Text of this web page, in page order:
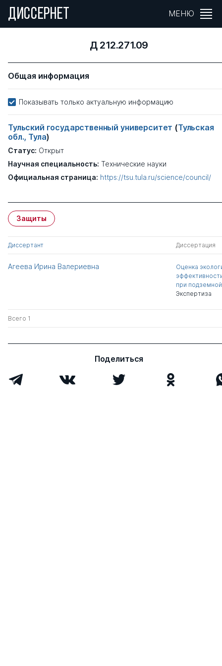
ДИССЕРНЕТ МЕНЮ
Д 212.271.09
Общая информация
Показывать только актуальную информацию
Тульский государственный университет (Тульская
обл., Тула)
Статус: Открыт
Научная специальность: Технические науки
Официальная страница: https://tsu.tula.ru/science/council/
Защиты
Диссертант Диссертация
Агеева Ирина Валериевна
Оценка
при
Экспертиза
Всего 1
Поделиться